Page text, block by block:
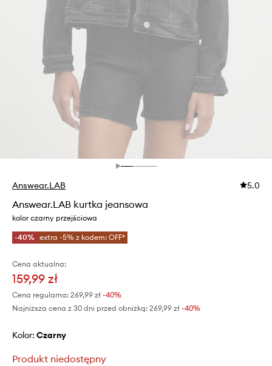
Answear.LAB 5.0
Answear.LAB kurtka jeansowa
kolor czarny przejściowa
-40% extra -5% z kodem: OFF*
Cena aktualna:
159,99 zł
Cena regularna: 269,99 zł -40%
Najniższa cena z 30 dni przed obniżką: 269,99 zł -40%
Kolor: czarny
Produkt niedostępny